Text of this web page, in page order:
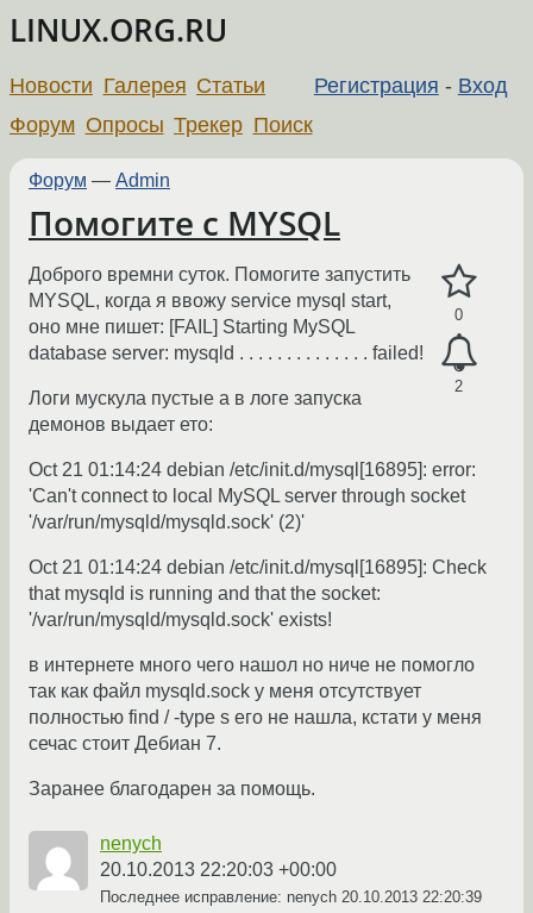
LINUX.ORG.RU
Регистрация - Вход
Новости Галерея Статьи
Форум Опросы Трекер Поиск
Форум — Admin
Помогите с MYSQL
0
2
Доброго времни суток. Помогите запустить
MYSQL, когда я ввожу service mysql start,
оно мне пишет: [FAIL] Starting MySQL
database server: mysqld . . . . . . . . . . . . . . failed!
Логи мускула пустые а в логе запуска
демонов выдает ето:
Oct 21 01:14:24 debian /etc/init.d/mysql[16895]: error:
'Can't connect to local MySQL server through socket
'/var/run/mysqld/mysqld.sock' (2)'
Oct 21 01:14:24 debian /etc/init.d/mysql[16895]: Check
that mysqld is running and that the socket:
'/var/run/mysqld/mysqld.sock' exists!
в интернете много чего нашол но ниче не помогло
так как файл mysqld.sock у меня отсутствует
полностью find / -type s его не нашла, кстати у меня
сечас стоит Дебиан 7.
Заранее благодарен за помощь.
nenych
20.10.2013 22:20:03 +00:00
Последнее исправление: nenych 20.10.2013 22:20:39